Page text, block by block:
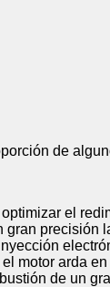
de
el
gran precisión
motor arda
de un